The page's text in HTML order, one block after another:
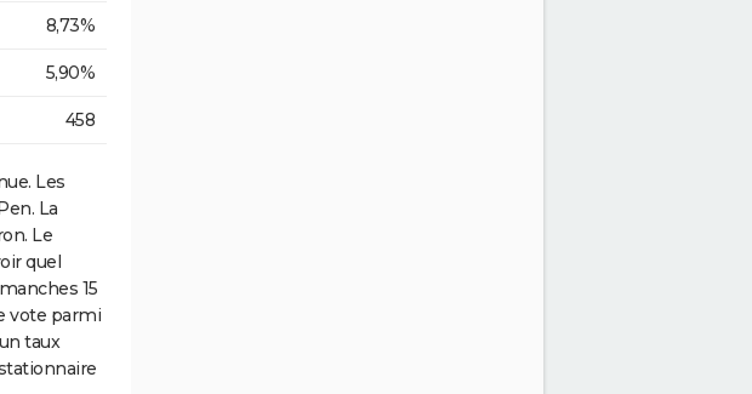
8,73%
5,90%
458
Les
La
Le
quel
15
vote parmi
taux